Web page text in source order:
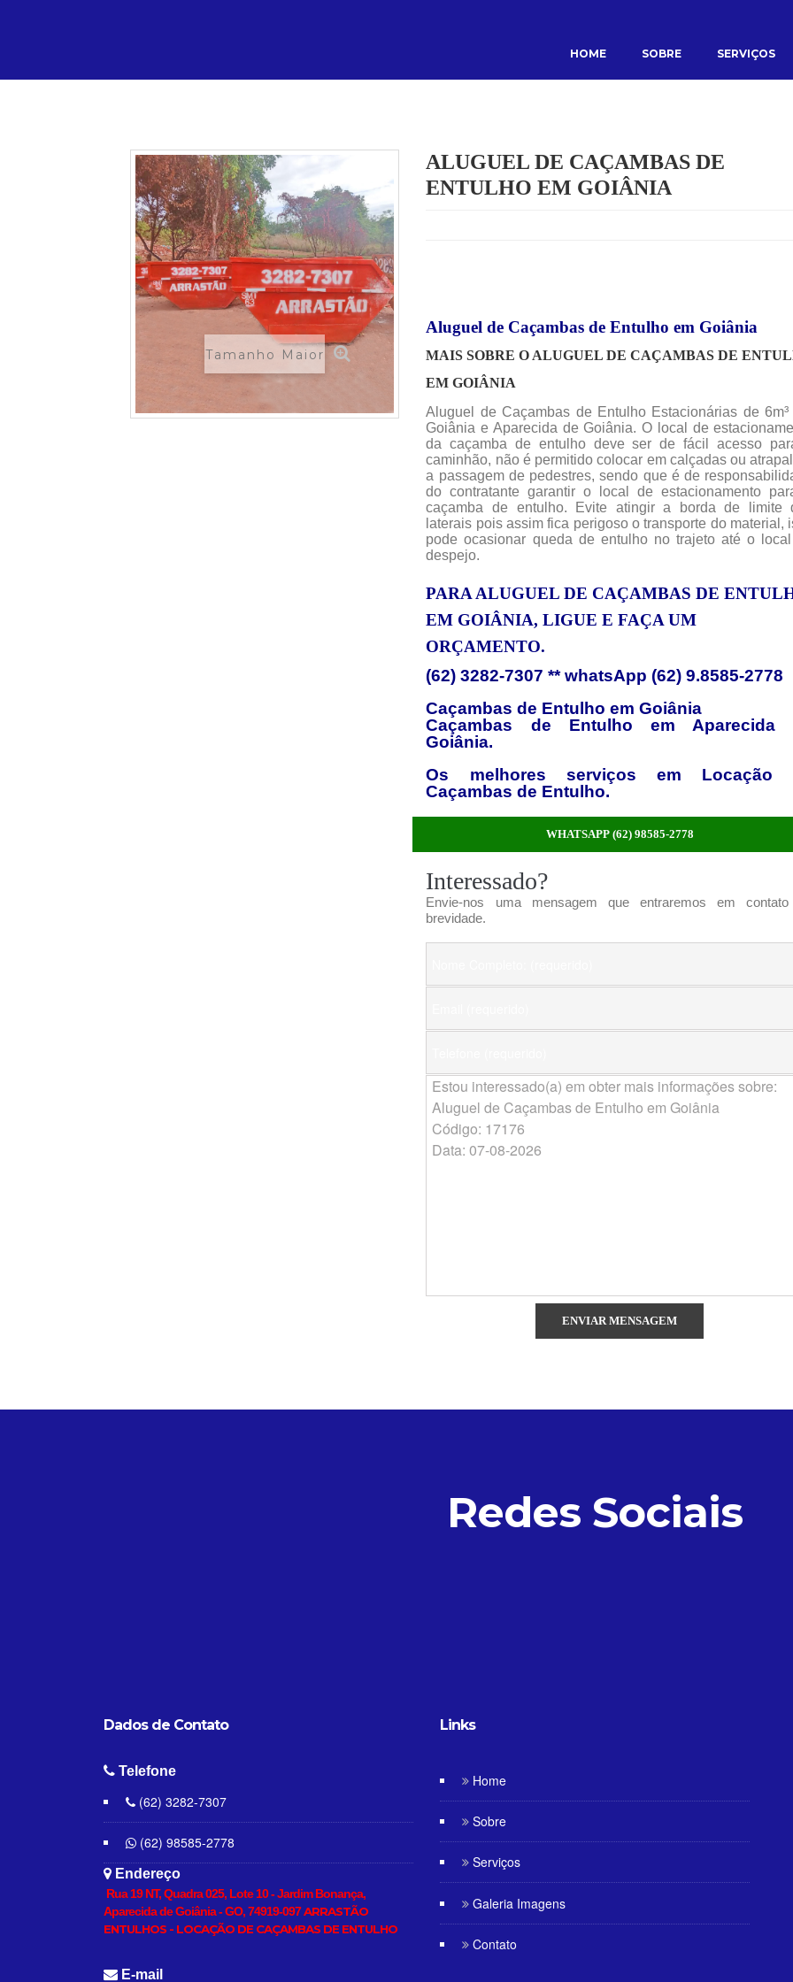
HOME SOBRE SERVIÇOS
Tamanho Maior
ALUGUEL DE CAÇAMBAS DE
ENTULHO EM GOIÂNIA
Aluguel de Caçambas de Entulho em Goiânia
MAIS SOBRE O ALUGUEL DE CAÇAMBAS DE
EM GOIÂNIA
Aluguel de Caçambas de Entulho Estacionárias de 6m³
Goiânia e Aparecida de Goiânia. O local de
da caçamba de entulho deve ser de fácil acesso
caminhão, não é permitido colocar em calçadas ou
a passagem de pedestres, sendo que é de
do contratante garantir o local de estacionamento
caçamba de entulho. Evite atingir a borda de limite
laterais pois assim fica perigoso o transporte do material,
pode ocasionar queda de entulho no trajeto até o
despejo.
PARA ALUGUEL DE CAÇAMBAS DE
EM GOIÂNIA, LIGUE E FAÇA UM
ORÇAMENTO.
(62) 3282-7307 ** whatsApp (62) 9.8585-2778
Caçambas de Entulho em Goiânia
Caçambas de Entulho em Aparecida
Goiânia.
Os melhores serviços em Locação
Caçambas de Entulho.
WHATSAPP (62) 98585-2778
Interessado?
Envie-nos uma mensagem que entraremos em
brevidade.
Redes Sociais
Dados de Contato
Telefone
(62) 3282-7307
(62) 98585-2778
Endereço
Rua 19 NT, Quadra 025, Lote 10 - Jardim Bonança,
Aparecida de Goiânia - GO, 74919-097ARRASTÃO
ENTULHOS - LOCAÇÃO DE CAÇAMBAS DE ENTULHO
E-mail
Links
Home
Sobre
Serviços
Galeria Imagens
Contato